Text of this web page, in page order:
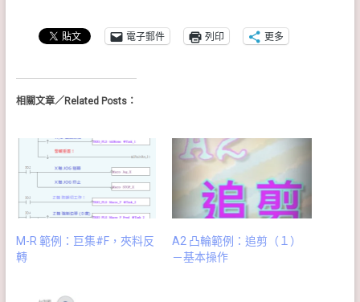
電子郵件 列印 更多
相關文章／Related Posts：
M-R 範例：巨集#F，夾料反
轉
A2 凸輪範例：追剪（１）
－基本操作